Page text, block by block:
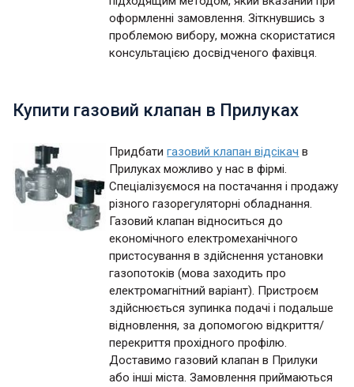
оформленні замовлення. Зіткнувшись з
проблемою вибору, можна скористатися
консультацією досвідченого фахівця.
Купити газовий клапан в Прилуках
Придбатигазовий клапан відсікач в
Прилуках можливо у нас в фірмі.
Спеціалізуємося на постачання і продажу
різного газорегуляторні обладнання.
Газовий клапан відноситься до
економічного електромеханічного
пристосування в здійснення установки
газопотоків (мова заходить про
електромагнітний варіант). Пристроєм
здійснюється зупинка подачі і подальше
відновлення, за допомогою відкриття/
перекриття прохідного профілю.
Доставимо газовий клапан в Прилуки
або інші міста. Замовлення приймаються